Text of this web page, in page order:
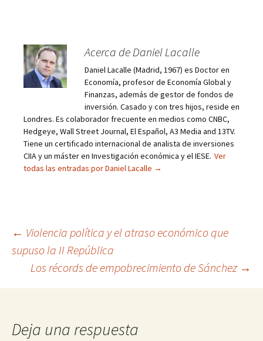
Acerca de Daniel Lacalle
Daniel Lacalle (Madrid, 1967) es Doctor en
Economía, profesor de Economía Global y
Finanzas, además de gestor de fondos de
inversión. Casado y con tres hijos, reside en
Londres. Es colaborador frecuente en medios como CNBC,
Hedgeye, Wall Street Journal, El Español, A3 Media and 13TV.
Tiene un certificado internacional de analista de inversiones
CIIA y un máster en Investigación económica y el IESE. Ver
todas las entradas por Daniel Lacalle →
Navegación
de
← Violencia política y el atraso económico que
supuso la II República
Los récords de empobrecimiento de Sánchez →
Deja una respuesta